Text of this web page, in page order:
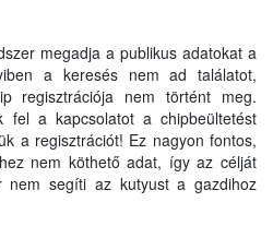
megadja a publikus adatokat a
a keresés nem ad találatot,
regisztrációja nem történt meg.
fel a kapcsolatot a chipbeültetést
a regisztrációt! Ez nagyon fontos,
nem köthető adat, így az célját
nem segíti az kutyust a gazdihoz